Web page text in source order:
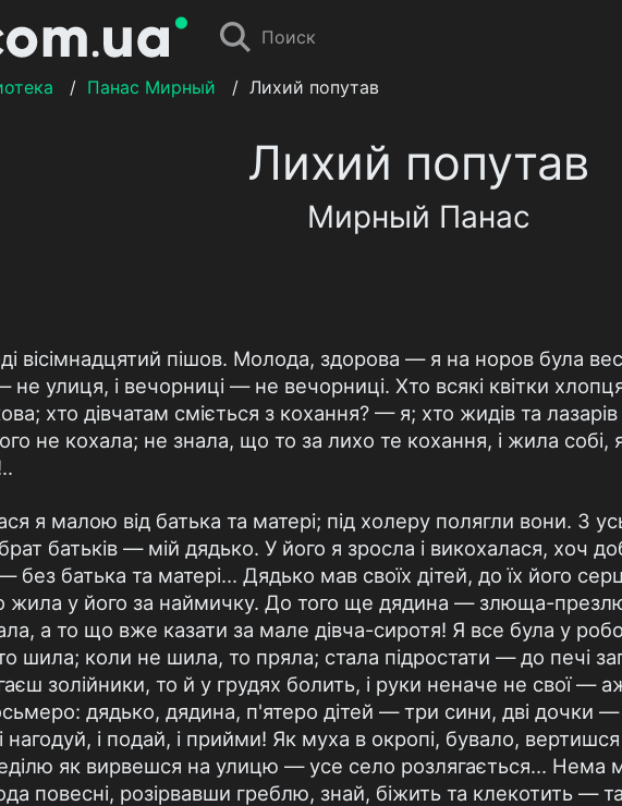
Поиск
/ Панас Мирный / Лихий попутав
Лихий попутав
Мирный Панас
вісімнадцятий пішов. Молода, здорова — я на норов була
не улиця, і вечорниці — не вечорниці. Хто всякі квітки
хто дівчатам сміється з кохання? — я; хто жидів та
не кохала; не знала, що то за лихо те кохання, і жила собі,
я малою від батька та матері; під холеру полягли вони. З
батьків — мій дядько. У його я зросла і викохалася, хоч
без батька та матері... Дядько мав своїх дітей, до їх його
жила у його за наймичку. До того ще дядина — злюща-
а то що вже казати за мале дівча-сиротя! Я все була у
шила; коли не шила, то пряла; стала підростати — до печі
золійники, то й у грудях болить, і руки неначе не свої —
дядько, дядина, п'ятеро дітей — три сини, дві дочки —
і нагодуй, і подай, і прийми! Як муха в окропі, бувало,
як вирвешся на улицю — усе село розлягається... Нема
повесні, розірвавши греблю, знай, біжить та клекотить —